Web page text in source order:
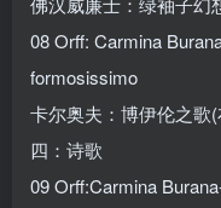
08 Orff: Carmina
formosissimo
卡尔奥夫：博伊伦之歌
四：诗歌
09 Orff:Carmina